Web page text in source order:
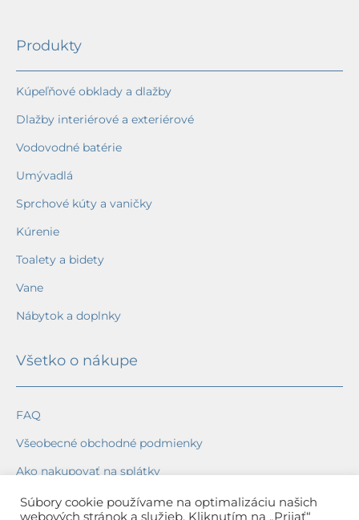
Produkty
Kúpeľňové obklady a dlažby
Dlažby interiérové a exteriérové
Vodovodné batérie
Umývadlá
Sprchové kúty a vaničky
Kúrenie
Toalety a bidety
Vane
Nábytok a doplnky
Všetko o nákupe
FAQ
Všeobecné obchodné podmienky
Ako nakupovať na splátky
Ochrana osobných údajov
Súbory cookie používame na optimalizáciu našich
webových stránok a služieb. Kliknutím na „Prijať“